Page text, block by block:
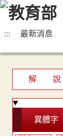
::: 最新消息
解 說
異體字